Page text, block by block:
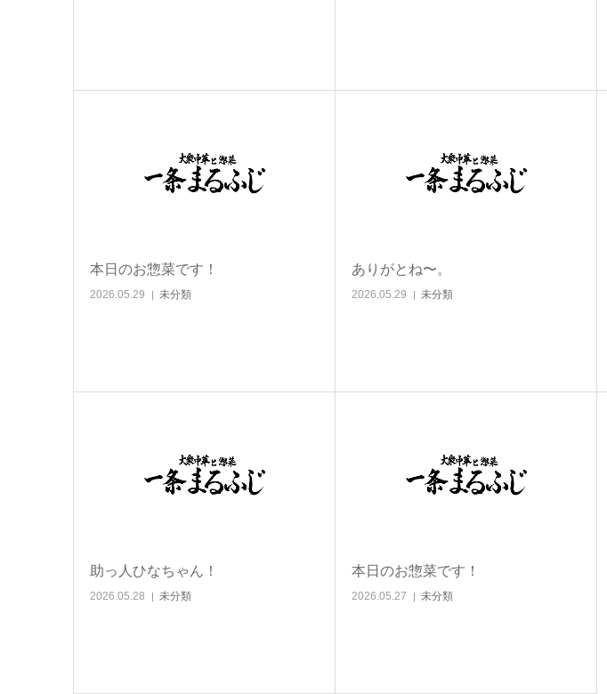
本日のお惣菜です！
2026.05.29 未分類
ありがとね〜。
2026.05.29 未分類
助っ人ひなちゃん！
2026.05.28 未分類
本日のお惣菜です！
2026.05.27 未分類